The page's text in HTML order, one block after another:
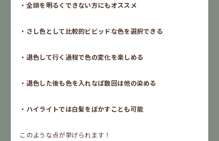
・全頭を明るくできない方にもオススメ
・さし色として比較的ビビッドな色を選択できる
・退色して行く過程で色の変化を楽しめる
・退色した後も色を入れなば数回は他の染める
・ハイライトでは白髪をぼかすことも可能
このような点が挙げられます！